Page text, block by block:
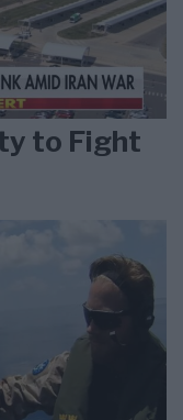
to Fight